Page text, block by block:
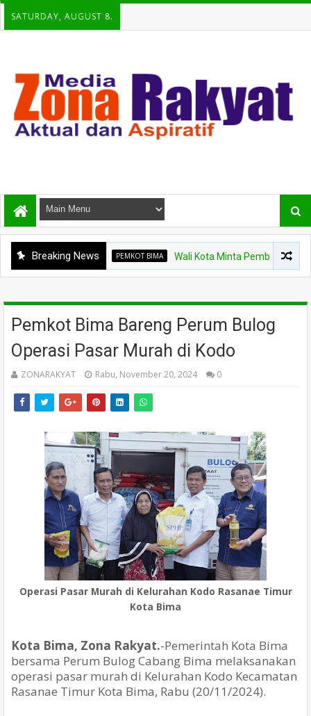
SATURDAY, AUGUST 8.
Breaking News
PEMKOT BIMA Wali Kota Minta Pembangunan Gedung
Pemkot Bima Bareng Perum Bulog
Operasi Pasar Murah di Kodo
ZONARAKYAT Rabu, November 20, 2024 0
Operasi Pasar Murah di Kelurahan Kodo Rasanae Timur
Kota Bima
Kota Bima, Zona Rakyat.-Pemerintah Kota Bima
bersama Perum Bulog Cabang Bima melaksanakan
operasi pasar murah di Kelurahan Kodo Kecamatan
Rasanae Timur Kota Bima, Rabu (20/11/2024).